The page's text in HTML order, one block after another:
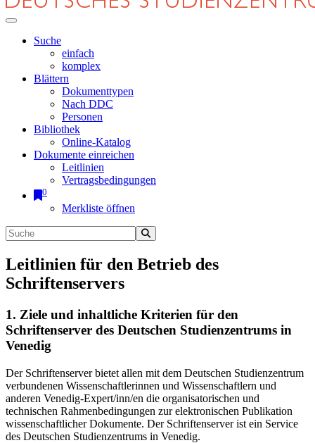
Suche
einfach
komplex
Blättern
Dokumenttypen
Nach DDC
Personen
Bibliothek
Online-Katalog
Dokumente einreichen
Leitlinien
Vertragsbedingungen
0
Merkliste öffnen
Leitlinien für den Betrieb des
Schriftenservers
1. Ziele und inhaltliche Kriterien für den
Schriftenserver des Deutschen Studienzentrums in
Venedig
Der Schriftenserver bietet allen mit dem Deutschen Studienzentrum
verbundenen Wissenschaftlerinnen und Wissenschaftlern und
anderen Venedig-Expert/inn/en die organisatorischen und
technischen Rahmenbedingungen zur elektronischen Publikation
wissenschaftlicher Dokumente. Der Schriftenserver ist ein Service
des Deutschen Studienzentrums in Venedig.